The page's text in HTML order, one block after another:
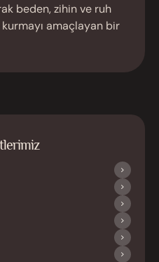
beden, zihin ve ruh
amaçlayan bir